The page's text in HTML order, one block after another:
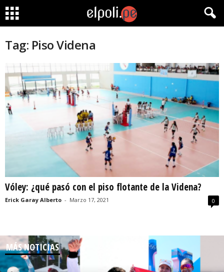
Tag: Piso Videna
Vóley: ¿qué pasó con el piso flotante de la Videna?
Erick Garay Alberto - Marzo 17, 2021 0
MÁS NOTICIAS